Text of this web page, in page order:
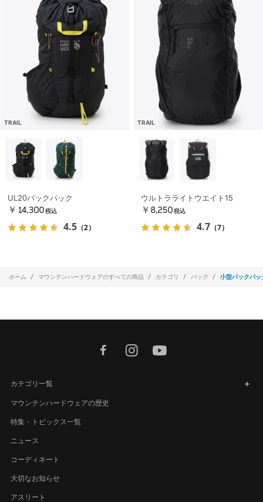
TRAIL
UL20バックパック
￥14,300 税込
4.5 （2）
TRAIL
ウルトラライトウエイト15
￥8,250 税込
4.7 （7）
ホーム マウンテンハードウェアのすべての商品 カテゴリ バッグ 小型バックパ
facebookinstagram
カテゴリ一覧
マウンテンハードウェアの歴史
特集・トピックス一覧
ニュース
コーディネート
大切なお知らせ
アスリート